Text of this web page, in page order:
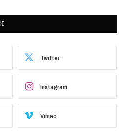
Twitter
Instagram
Vimeo